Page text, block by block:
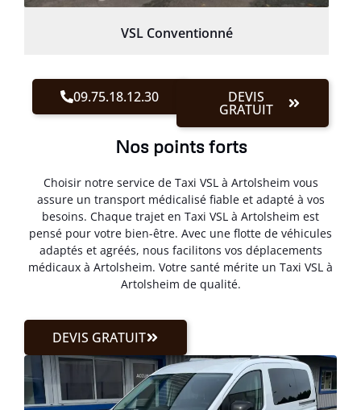
VSL Conventionné
09.75.18.12.30 DEVIS
GRATUIT
Nos points forts
Choisir notre service de Taxi VSL à Artolsheim vous
assure un transport médicalisé fiable et adapté à vos
besoins. Chaque trajet en Taxi VSL à Artolsheim est
pensé pour votre bien-être. Avec une flotte de véhicules
adaptés et agréés, nous facilitons vos déplacements
médicaux à Artolsheim. Votre santé mérite un Taxi VSL à
Artolsheim de qualité.
DEVIS GRATUIT